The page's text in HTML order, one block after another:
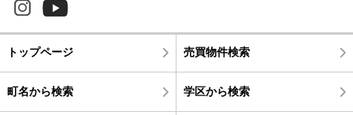
トップページ 売買物件検索
町名から検索 学区から検索